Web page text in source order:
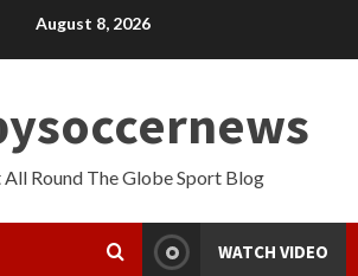
August 8, 2026
All Round The Globe Sport Blog
WATCH VIDEO